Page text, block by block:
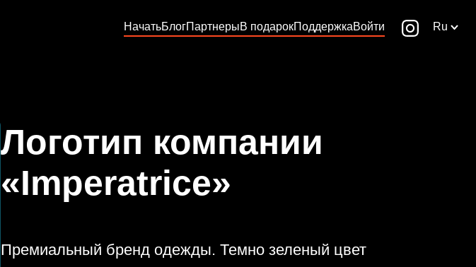
НачатьБлогПартнерыВ подарокПоддержкаВойти Ru
Логотип компании
«Imperatrice»
Премиальный бренд одежды. Темно зеленый цвет